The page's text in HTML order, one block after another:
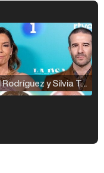
Raúl Rodríguez y Silvia Taulés nos cuentan su papel en 'La familia de la tele'